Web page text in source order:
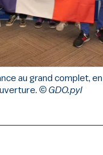
au grand complet,
© GDO.pyl